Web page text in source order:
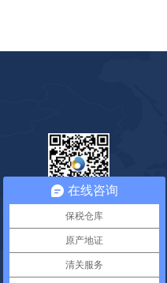
心海公众号
在线咨询
保税仓库
原产地证
清关服务